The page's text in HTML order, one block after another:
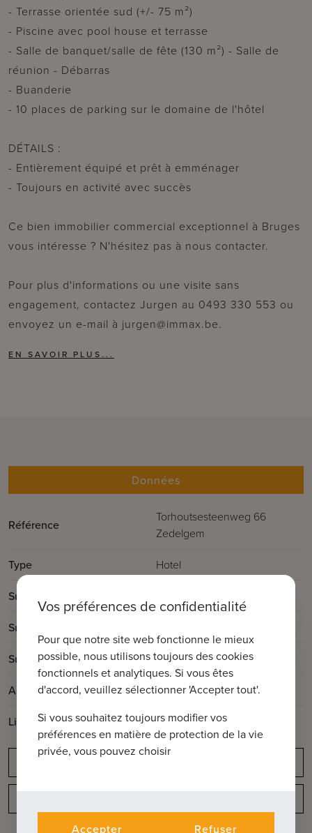
- Terrasse orientée sud (+/- 75 m²)
- Piscine avec pool house et terrasse
- Salle de banquet/salle de fête (130 m²) - Salle de
réunion - Débarras
- Buanderie
- 10 places de parking sur le domaine de l'hôtel
DÉTAILS :
- Entièrement équipé et prêt à emménager
- Toujours en activité avec succès
Ce bien immobilier commercial exceptionnel à Bruges
vous intéresse ? N'hésitez pas à nous contacter.
Pour plus d'informations ou une visite sans
engagement, contactez Jurgen au 0493 330 553 ou
envoyez un e-mail à jurgen@immax.be.
Données
Référence
Torhoutsesteenweg 66
Zedelgem
Type Hotel
Surface totale
Surface habitable
Surface de la terrasse 75m2
Année de construction 1960
Libre à partir de: à convenir
Obligation de déclaration
Vos préférences de confidentialité
Pour que notre site web fonctionne le mieux
possible, nous utilisons toujours des cookies
fonctionnels et analytiques. Si vous êtes
d'accord, veuillez sélectionner 'Accepter tout'.
Si vous souhaitez toujours modifier vos
préférences en matière de protection de la vie
privée, vous pouvez choisir
Accepter Refuser